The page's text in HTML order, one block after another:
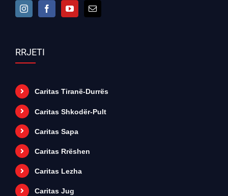
RRJETI
Caritas Tiranë-Durrës
Caritas Shkodër-Pult
Caritas Sapa
Caritas Rrëshen
Caritas Lezha
Caritas Jug